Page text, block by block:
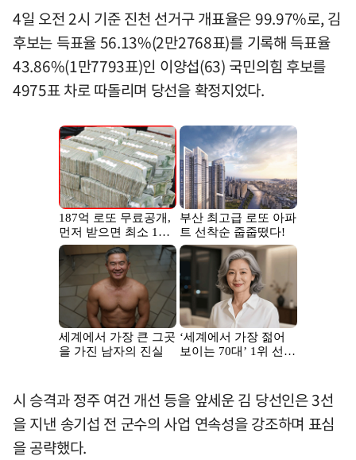
4일 오전 2시 기준 진천 선거구 개표율은 99.97%로, 김
후보는 득표율 56.13%(2만2768표)를 기록해 득표율
43.86%(1만7793표)인 이양섭(63) 국민의힘 후보를
4975표 차로 따돌리며 당선을 확정지었다.
시 승격과 정주 여건 개선 등을 앞세운 김 당선인은 3선
을 지낸 송기섭 전 군수의 사업 연속성을 강조하며 표심
을 공략했다.